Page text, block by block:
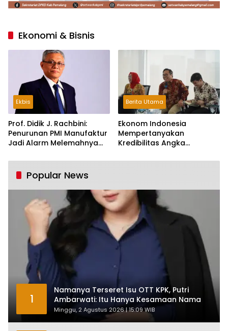
Ekonomi & Bisnis
Ekbis
Prof. Didik J. Rachbini:
Penurunan PMI Manufaktur
Jadi Alarm Melemahnya
Berita Utama
Ekonom Indonesia
Mempertanyakan
Kredibilitas Angka
Tumbuh Tapi Rapuh
Popular News
1
Namanya Terseret Isu OTT KPK, Putri
Ambarwati: Itu Hanya Kesamaan Nama
Minggu, 2 Agustus 2026 | 15:09 WIB